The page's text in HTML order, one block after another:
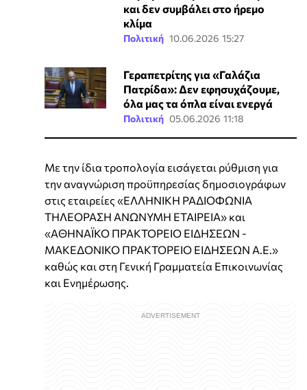
και δεν συμβάλει στο ήρεμο
κλίμα
Πολιτική 10.06.2026 15:27
Γεραπετρίτης για «Γαλάζια
Πατρίδα»: Δεν εφησυχάζουμε,
όλα μας τα όπλα είναι ενεργά
Πολιτική 05.06.2026 11:18
Με την ίδια τροπολογία εισάγεται ρύθμιση για
την αναγνώριση προϋπηρεσίας δημοσιογράφων
στις εταιρείες «ΕΛΛΗΝΙΚΗ ΡΑΔΙΟΦΩΝΙΑ
ΤΗΛΕΟΡΑΣΗ ΑΝΩΝΥΜΗ ΕΤΑΙΡΕΙΑ» και
«ΑΘΗΝΑΪΚΟ ΠΡΑΚΤΟΡΕΙΟ ΕΙΔΗΣΕΩΝ -
ΜΑΚΕΔΟΝΙΚΟ ΠΡΑΚΤΟΡΕΙΟ ΕΙΔΗΣΕΩΝ Α.Ε.»
καθώς και στη Γενική Γραμματεία Επικοινωνίας
και Ενημέρωσης.